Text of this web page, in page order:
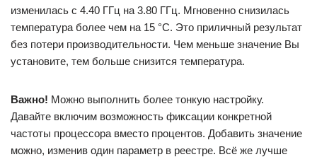
изменилась с 4.40 ГГц на 3.80 ГГц. Мгновенно снизилась
температура более чем на 15 °C. Это приличный результат
без потери производительности. Чем меньше значение Вы
установите, тем больше снизится температура.
Важно! Можно выполнить более тонкую настройку.
Давайте включим возможность фиксации конкретной
частоты процессора вместо процентов. Добавить значение
можно, изменив один параметр в реестре. Всё же лучше